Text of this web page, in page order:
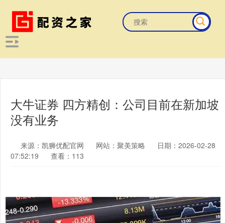
大牛证券 四方精创：公司目前在新加坡
没有业务
来源：凯狮优配官网 网站：聚美策略
日期：2026-02-28
07:52:19
查看：113